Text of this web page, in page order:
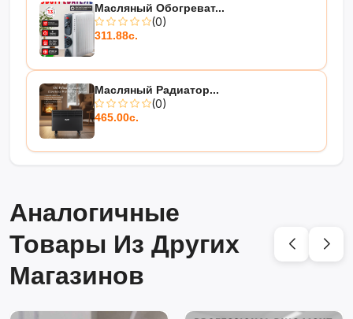
Масляный Обогреват...
(0)
311.88с.
Масляный Радиатор...
(0)
465.00с.
Аналогичные
Товары Из Других
Магазинов